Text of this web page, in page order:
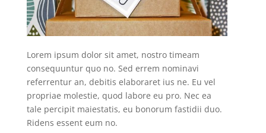
Lorem ipsum dolor sit amet, nostro timeam
consequuntur quo no. Sed errem nominavi
referrentur an, debitis elaboraret ius ne. Eu vel
propriae molestie, quod labore eu pro. Nec ea
tale percipit maiestatis, eu bonorum fastidii duo.
Ridens essent eum no.